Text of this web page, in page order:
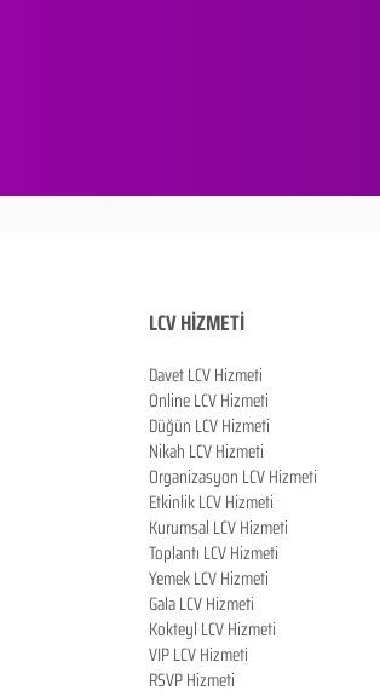
LCV HİZMETİ
Davet LCV Hizmeti
Online LCV Hizmeti
Düğün LCV Hizmeti
Nikah LCV Hizmeti
Organizasyon LCV Hizmeti
Etkinlik LCV Hizmeti
Kurumsal LCV Hizmeti
Toplantı LCV Hizmeti
Yemek LCV Hizmeti
Gala LCV Hizmeti
Kokteyl LCV Hizmeti
VIP LCV Hizmeti
RSVP Hizmeti